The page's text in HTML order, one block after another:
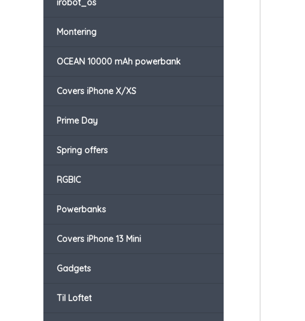
irobot_os
Montering
OCEAN 10000 mAh powerbank
Covers iPhone X/XS
Prime Day
Spring offers
RGBIC
Powerbanks
Covers iPhone 13 Mini
Gadgets
Til Loftet